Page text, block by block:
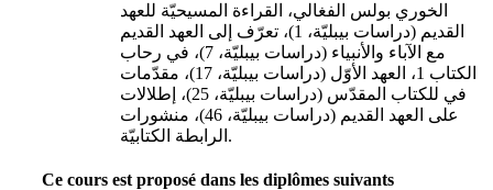
الخوري بولس الفغالي، القراءة المسيحيّة للعهد
القديم (دراسات بيبليّة، 1)، تعرّف إلى العهد القديم
مع الآباء والأنبياء (دراسات بيبليّة، 7)، في رحاب
الكتاب 1، العهد الأوّل (دراسات بيبليّة، 17)، مقدّمات
في للكتاب المقدّس (دراسات بيبليّة، 25)، إطلالات
على العهد القديم (دراسات بيبليّة، 46)، منشورات
الرابطة الكتابيّة.
Ce cours est proposé dans les diplômes suivants